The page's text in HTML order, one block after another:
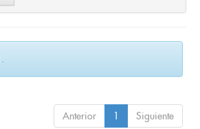
Anterior 1 Siguiente